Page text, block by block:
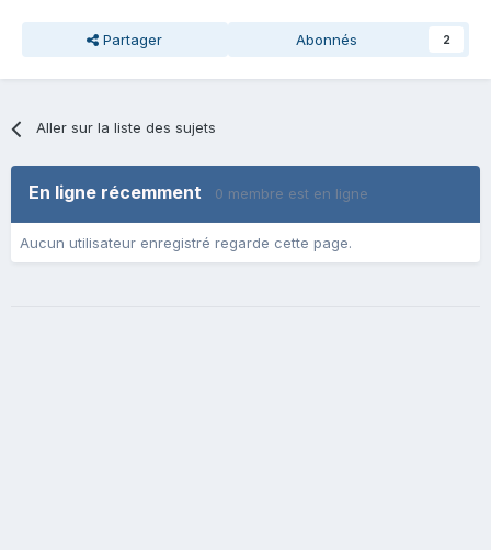
Partager Abonnés 2
Aller sur la liste des sujets
En ligne récemment 0 membre est en ligne
Aucun utilisateur enregistré regarde cette page.